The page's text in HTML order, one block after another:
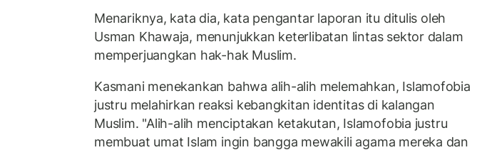
Menariknya, kata dia, kata pengantar laporan itu ditulis oleh
Usman Khawaja, menunjukkan keterlibatan lintas sektor dalam
memperjuangkan hak-hak Muslim.
Kasmani menekankan bahwa alih-alih melemahkan, Islamofobia
justru melahirkan reaksi kebangkitan identitas di kalangan
Muslim. "Alih-alih menciptakan ketakutan, Islamofobia justru
membuat umat Islam ingin bangga mewakili agama mereka dan